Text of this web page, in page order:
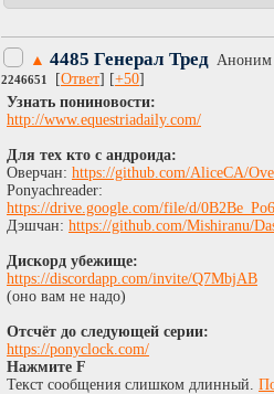
▲ 4485 Генерал Тред Аноним
2246651
[Ответ] [+50]
Узнать пониновости:
http://www.equestriadaily.com/
Для тех кто с андроида:
Оверчан: https://github.com/AliceCA/
Ponyachreader:
https://drive.google.com/file/d/
Дэшчан: https://github.com/Mishiranu/
Дискорд убежище:
https://discordapp.com/invite/Q7MbjAB
(оно вам не надо)
Отсчёт до следующей серии:
https://ponyclock.com/
Нажмите F
Текст сообщения слишком длинный.